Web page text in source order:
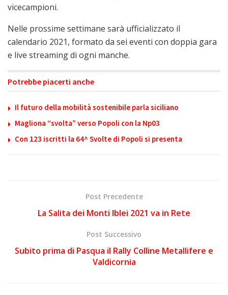
vicecampioni.
Nelle prossime settimane sarà ufficializzato il
calendario 2021, formato da sei eventi con doppia gara
e live streaming di ogni manche.
Potrebbe piacerti anche
Il futuro della mobilità sostenibile parla siciliano
Magliona “svolta” verso Popoli con la Np03
Con 123 iscritti la 64^ Svolte di Popoli si presenta
Post Precedente
La Salita dei Monti Iblei 2021 va in Rete
Post Successivo
Subito prima di Pasqua il Rally Colline Metallifere e
Valdicornia